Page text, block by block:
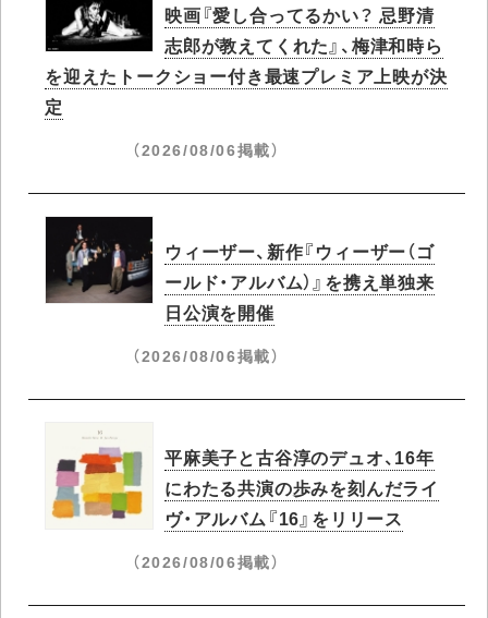
映画『愛し合ってるかい？ 忌野清
志郎が教えてくれた』、梅津和時ら
を迎えたトークショー付き最速プレミア上映が決
定
（2026/08/06掲載）
ウィーザー、新作『ウィーザー（ゴ
ールド・アルバム）』を携え単独来
日公演を開催
（2026/08/06掲載）
平麻美子と古谷淳のデュオ、16年
にわたる共演の歩みを刻んだライ
ヴ・アルバム『16』をリリース
（2026/08/06掲載）